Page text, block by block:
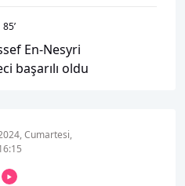
85’
En-Nesyri
başarılı oldu
Cumartesi,